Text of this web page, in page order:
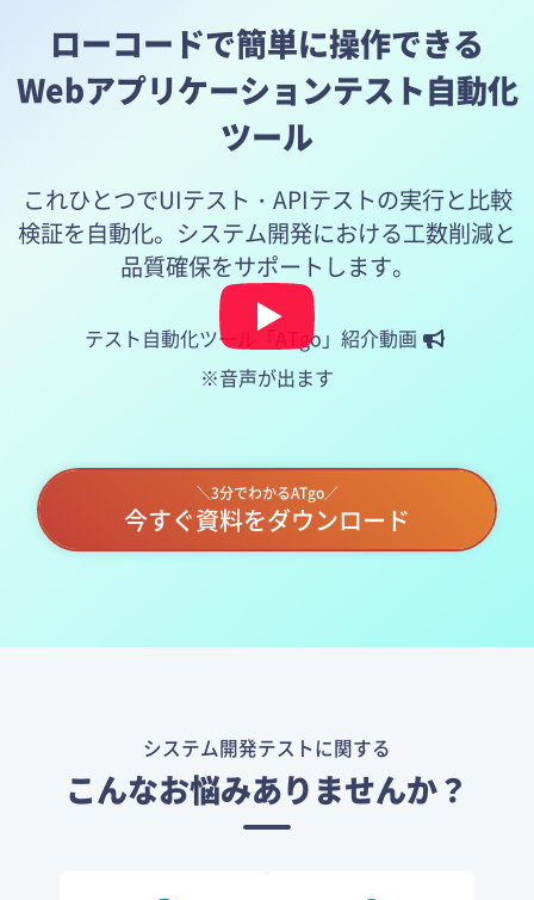
ローコードで簡単に操作できる
Webアプリケーションテスト自動化
ツール
これひとつでUIテスト・APIテストの実行と比較
検証を自動化。システム開発における工数削減と
品質確保をサポートします。
テスト自動化ツール「ATgo」紹介動画
※音声が出ます
＼3分でわかるATgo／
今すぐ資料をダウンロード
システム開発テストに関する
こんなお悩みありませんか？